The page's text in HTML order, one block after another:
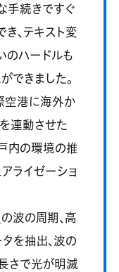
手続きですぐ
、テキスト変
のハードルも
できました。
空港に海外か
連動させた
内の環境の推
ライゼーショ
の波の周期、高
を抽出、波の
さで光が明滅